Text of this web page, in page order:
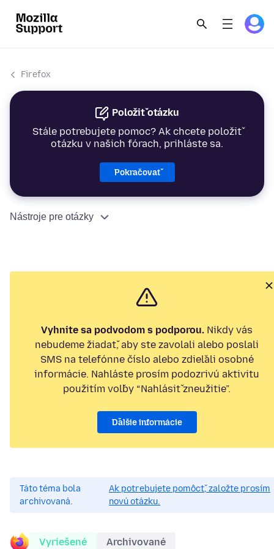
Firefox
Položiť otázku
Stále potrebujete pomoc? Ak chcete položiť
otázku v našich fórach, prihláste sa.
Pokračovať
Nástroje pre otázky
Vyhnite sa podvodom s podporou. Nikdy vás
nebudeme žiadať, aby ste zavolali alebo poslali
SMS na telefónne číslo alebo zdieľali osobné
informácie. Nahláste prosím podozrivú aktivitu
použitím voľby “Nahlásiť zneužitie”.
Ďalšie informácie
Táto téma bola
archivovaná.
Ak potrebujete pomôcť, založte prosím
novú otázku.
Vyriešené Archivované